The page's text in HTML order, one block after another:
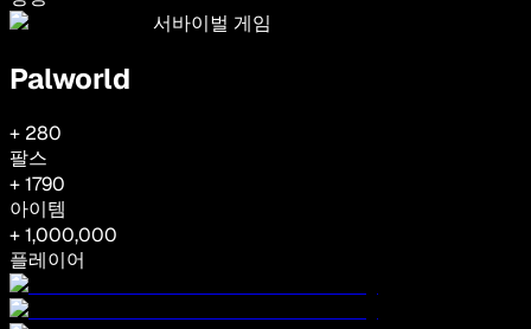
서바이벌 게임
Palworld
+ 280
팔스
+1790
아이템
+ 1,000,000
플레이어